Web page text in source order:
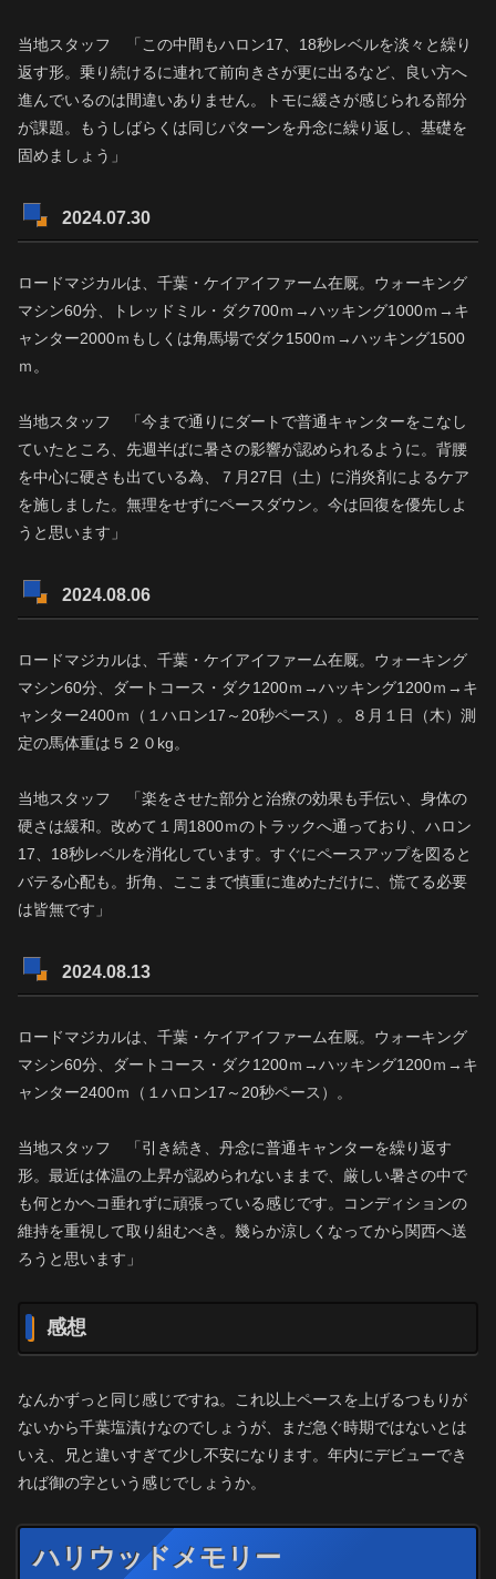
当地スタッフ 「この中間もハロン17、18秒レベルを淡々と繰り
返す形。乗り続けるに連れて前向きさが更に出るなど、良い方へ
進んでいるのは間違いありません。トモに緩さが感じられる部分
が課題。もうしばらくは同じパターンを丹念に繰り返し、基礎を
固めましょう」
2024.07.30
ロードマジカルは、千葉・ケイアイファーム在厩。ウォーキング
マシン60分、トレッドミル・ダク700ｍ→ハッキング1000ｍ→キ
ャンター2000ｍもしくは角馬場でダク1500ｍ→ハッキング1500
ｍ。
当地スタッフ 「今まで通りにダートで普通キャンターをこなし
ていたところ、先週半ばに暑さの影響が認められるように。背腰
を中心に硬さも出ている為、７月27日（土）に消炎剤によるケア
を施しました。無理をせずにペースダウン。今は回復を優先しよ
うと思います」
2024.08.06
ロードマジカルは、千葉・ケイアイファーム在厩。ウォーキング
マシン60分、ダートコース・ダク1200ｍ→ハッキング1200ｍ→キ
ャンター2400ｍ（１ハロン17～20秒ペース）。８月１日（木）測
定の馬体重は５２０kg。
当地スタッフ 「楽をさせた部分と治療の効果も手伝い、身体の
硬さは緩和。改めて１周1800ｍのトラックへ通っており、ハロン
17、18秒レベルを消化しています。すぐにペースアップを図ると
バテる心配も。折角、ここまで慎重に進めただけに、慌てる必要
は皆無です」
2024.08.13
ロードマジカルは、千葉・ケイアイファーム在厩。ウォーキング
マシン60分、ダートコース・ダク1200ｍ→ハッキング1200ｍ→キ
ャンター2400ｍ（１ハロン17～20秒ペース）。
当地スタッフ 「引き続き、丹念に普通キャンターを繰り返す
形。最近は体温の上昇が認められないままで、厳しい暑さの中で
も何とかヘコ垂れずに頑張っている感じです。コンディションの
維持を重視して取り組むべき。幾らか涼しくなってから関西へ送
ろうと思います」
感想
なんかずっと同じ感じですね。これ以上ペースを上げるつもりが
ないから千葉塩漬けなのでしょうが、まだ急ぐ時期ではないとは
いえ、兄と違いすぎて少し不安になります。年内にデビューでき
れば御の字という感じでしょうか。
ハリウッドメモリー